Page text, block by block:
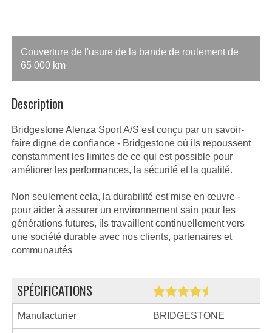
Couverture de l'usure de la bande de roulement de
65 000 km
Description
Bridgestone Alenza Sport A/S est conçu par un savoir-
faire digne de confiance - Bridgestone où ils repoussent
constamment les limites de ce qui est possible pour
améliorer les performances, la sécurité et la qualité.
Non seulement cela, la durabilité est mise en œuvre -
pour aider à assurer un environnement sain pour les
générations futures, ils travaillent continuellement vers
une société durable avec nos clients, partenaires et
communautés
SPÉCIFICATIONS
Manufacturier BRIDGESTONE